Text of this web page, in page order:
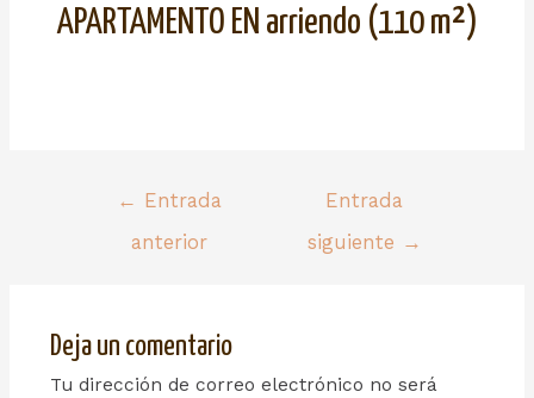
APARTAMENTO EN arriendo (110 m²)
← Entrada
anterior
Entrada
siguiente →
Deja un comentario
Tu dirección de correo electrónico no será